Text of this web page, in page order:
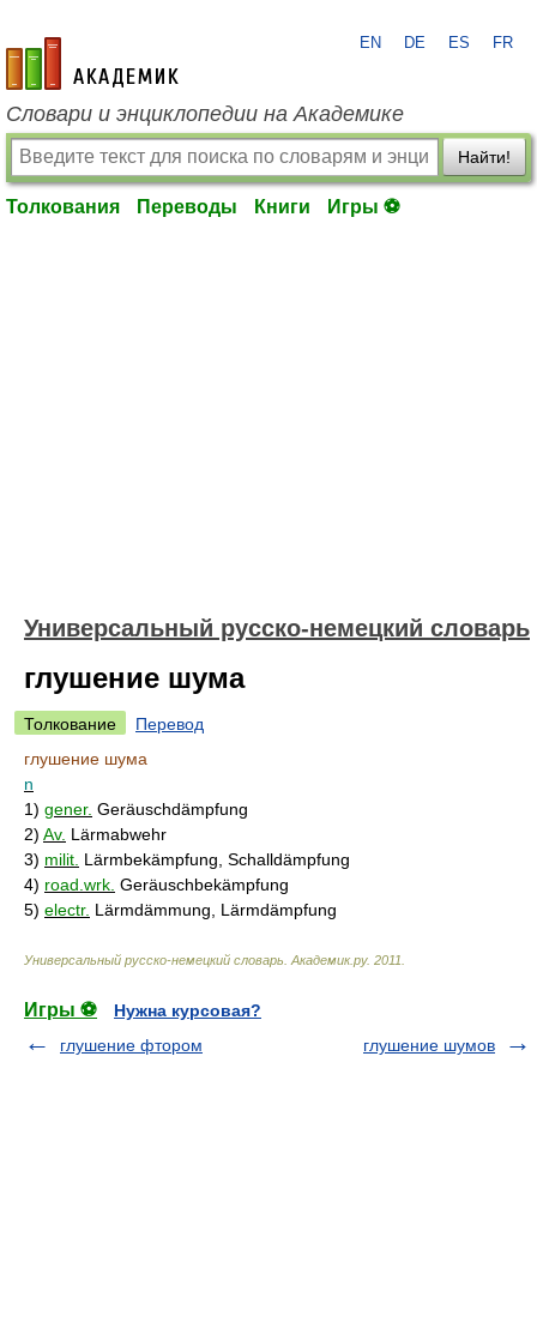
academic.ru
EN DE ES FR
Словари и энциклопедии на Академике
Найти!
Толкования Переводы Книги Игры ⚽
Универсальный русско-немецкий словарь
глушение шума
Толкование
Перевод
глушение шума
n
1) gener. Geräuschdämpfung
2) Av. Lärmabwehr
3) milit. Lärmbekämpfung, Schalldämpfung
4) road.wrk. Geräuschbekämpfung
5) electr. Lärmdämmung, Lärmdämpfung
Универсальный русско-немецкий словарь Академик.ру. 2011
Игры ⚽
Нужна курсовая?
глушение фтором
глушение шумов